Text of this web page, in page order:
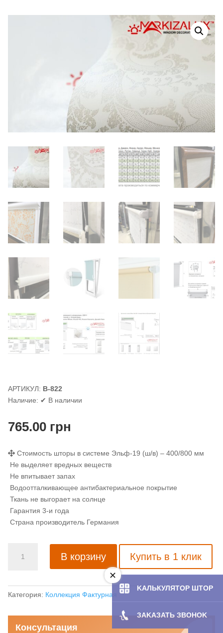
АРТИКУЛ: В-822
Наличие: ✔ В наличии
765.00грн
Стоимость шторы в системе Эльф-19 (ш/в) – 400/800 мм
Не выделяет вредных веществ
Не впитывает запах
Водоотталкивающее антибактериальное покрытие
Ткань не выгорает на солнце
Гарантия 3-и года
Страна производитель Германия
товара
с
Дамаск
белый
В корзину Купить в 1 клик
Категория: Коллекция Фактурная
Консультация
KAЛЬКУЛЯТOP ШТОР
ЗAKAЗATЬ ЗBOHOK